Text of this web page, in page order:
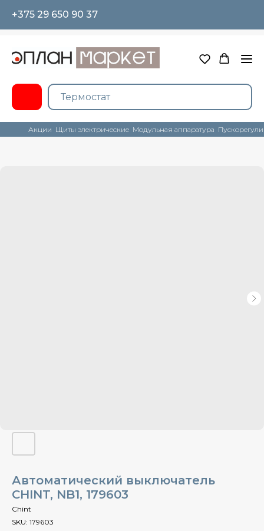
+375 29 650 90 37
Акции Щиты электрические Модульная аппаратура
Автоматический выключатель
CHINT, NB1, 179603
Chint
SKU: 179603